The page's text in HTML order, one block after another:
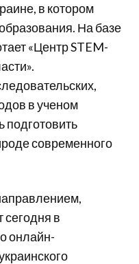
в котором
На базе
«Центр STEM-
в ученом
подготовить
современного
сегодня в
онлайн-